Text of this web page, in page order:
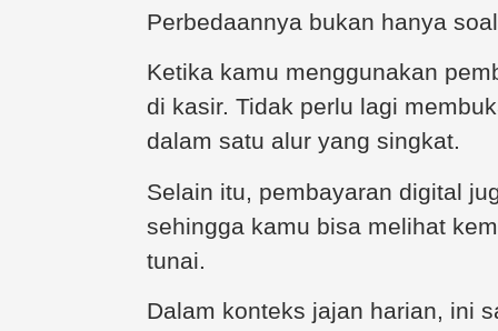
Perbedaannya bukan hanya
Ketika kamu menggunakan
di kasir. Tidak perlu lagi
dalam satu alur yang singkat.
Selain itu, pembayaran digital
sehingga kamu bisa melihat
tunai.
Dalam konteks jajan harian, ini